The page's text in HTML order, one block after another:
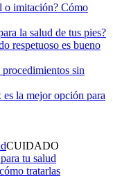
o imitación? Cómo
respetuoso es bueno
es la mejor opción para
CUIDADO
tu salud